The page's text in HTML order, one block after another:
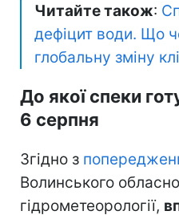
Читайте також:
дефіцит води. Що
глобальну зміну
До якої спеки
6 серпня
Згідно з
Волинського
гідрометеорології,